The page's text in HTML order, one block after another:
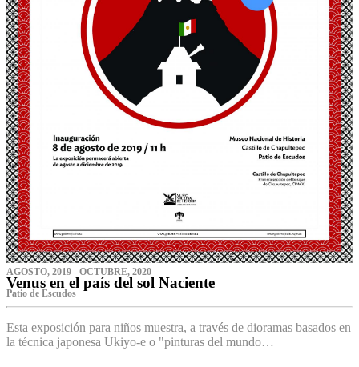
AGOSTO, 2019 - OCTUBRE, 2020
Venus en el país del sol Naciente
P‌atio de Escudos
Esta exposición para niños muestra, a través de dioramas basados en
la técnica japonesa Ukiyo-e o "pinturas del mundo…